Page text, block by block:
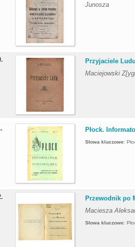
Junosza
Przyjaciele Ludu
Maciejowski
Płock.
Słowa kluczowe:
Przewodnik po
Maciesza
Słowa kluczowe: